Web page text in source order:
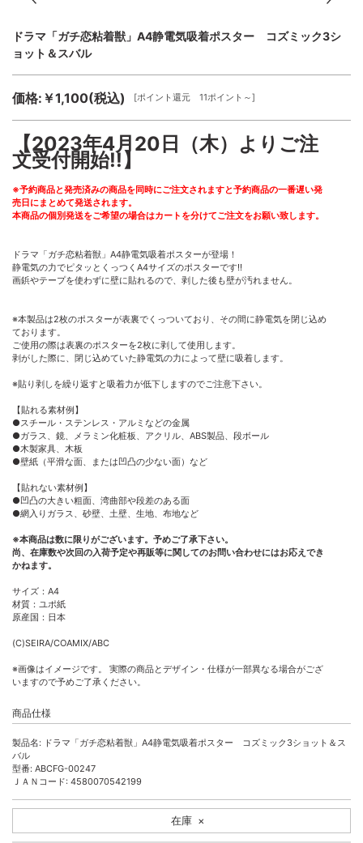
ドラマ「ガチ恋粘着獣」A4静電気吸着ポスター コズミック3シ
ョット＆スバル
価格:￥1,100(税込) [ポイント還元 11ポイント～]
【2023年4月20日（木）よりご注
文受付開始!!】
※予約商品と発売済みの商品を同時にご注文されますと予約商品の一番遅い発
売日にまとめて発送されます。
本商品の個別発送をご希望の場合はカートを分けてご注文をお願い致します。
ドラマ「ガチ恋粘着獣」A4静電気吸着ポスターが登場！
静電気の力でピタッとくっつくA4サイズのポスターです!!
画鋲やテープを使わずに壁に貼れるので、剥した後も壁が汚れません。
※本製品は2枚のポスターが表裏でくっついており、その間に静電気を閉じ込め
ております。
ご使用の際は表裏のポスターを2枚に剥して使用します。
剥がした際に、閉じ込めていた静電気の力によって壁に吸着します。
※貼り剥しを繰り返すと吸着力が低下しますのでご注意下さい。
【貼れる素材例】
●スチール・ステンレス・アルミなどの金属
●ガラス、鏡、メラミン化粧板、アクリル、ABS製品、段ボール
●木製家具、木板
●壁紙（平滑な面、または凹凸の少ない面）など
【貼れない素材例】
●凹凸の大きい粗面、湾曲部や段差のある面
●網入りガラス、砂壁、土壁、生地、布地など
※本商品は数に限りがございます。予めご了承下さい。
尚、在庫数や次回の入荷予定や再販等に関してのお問い合わせにはお応えでき
かねます。
サイズ：A4
材質：ユポ紙
原産国：日本
(C)SEIRA/COAMIX/ABC
※画像はイメージです。 実際の商品とデザイン・仕様が一部異なる場合がござ
いますので予めご了承ください。
商品仕様
製品名: ドラマ「ガチ恋粘着獣」A4静電気吸着ポスター コズミック3ショット＆ス
バル
型番: ABCFG-00247
ＪＡＮコード: 4580070542199
在庫 ×